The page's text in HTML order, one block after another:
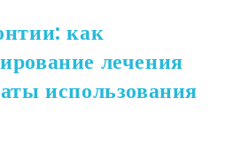
как
лечения
использования